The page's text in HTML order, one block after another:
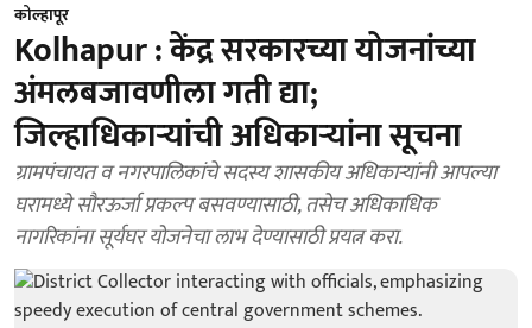
कोल्हापूर
Kolhapur : केंद्र सरकारच्या योजनांच्या
अंमलबजावणीला गती द्या;
जिल्हाधिकाऱ्यांची अधिकाऱ्यांना सूचना
ग्रामपंचायत व नगरपालिकांचे सदस्य शासकीय अधिकाऱ्यांनी आपल्या
घरामध्ये सौरऊर्जा प्रकल्प बसवण्यासाठी, तसेच अधिकाधिक
नागरिकांना सूर्यघर योजनेचा लाभ देण्यासाठी प्रयत्न करा.